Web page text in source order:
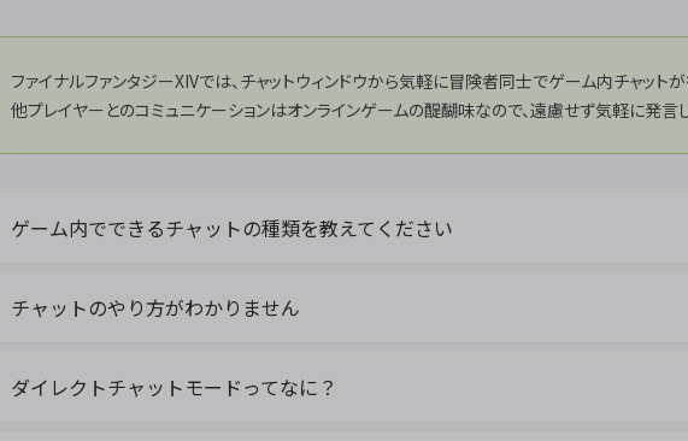
ファイナルファンタジーXIVでは、チャットウィンドウから気軽に冒険者同士でゲーム内チャットが
他プレイヤーとのコミュニケーションはオンラインゲームの醍醐味なので、遠慮せず気軽に発言し
ゲーム内でできるチャットの種類を教えてください
チャットのやり方がわかりません
ダイレクトチャットモードってなに？